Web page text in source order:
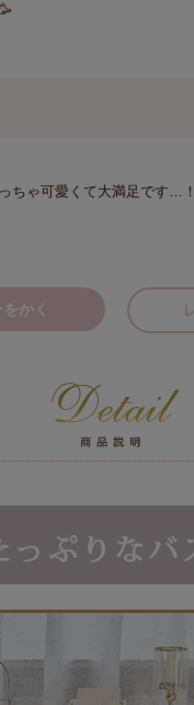
ちゃ可愛くて大満足です…
かく